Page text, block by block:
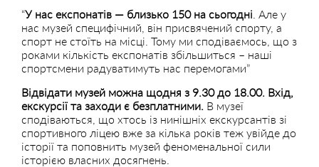
“У нас експонатів — близько 150 на сьогодні . Але у
нас музей специфічний, він присвячений спорту, а
спорт не стоїть на місці. Тому ми сподіваємось, що з
роками кількість експонатів збільшиться – наші
спортсмени радуватимуть нас перемогами”
Відвідати музей можна щодня з 9.30 до 18.00. Вхід,
екскурсії та заходи є безплатними. В музеї
сподіваються, що хтось із нинішніх екскурсантів зі
спортивного ліцею вже за кілька років теж увійде до
історії та поповнить музей феноменальної сили
історією власних досягнень.